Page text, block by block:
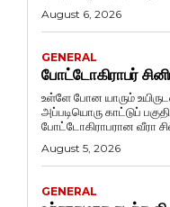
August 6, 2026
GENERAL
போட்டோகிராபர்
உள்ளே போன யாரும்
அப்படியொரு காட்டுப்
போட்டோகிராபரான வீரா
August 5, 2026
GENERAL